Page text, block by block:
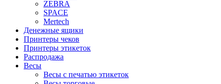
ZEBRA
SPACE
Mertech
Денежные ящики
Принтеры чеков
Принтеры этикеток
Распродажа
Весы
Весы с печатью этикеток